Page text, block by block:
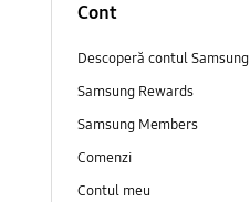
Cont
Descoperă contul Samsung
Samsung Rewards
Samsung Members
Comenzi
Contul meu